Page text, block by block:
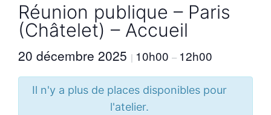
Réunion publique – Paris
(Châtelet) – Accueil
20 décembre 2025 | 10h00– 12h00
Il n'y a plus de places disponibles pour
l'atelier.